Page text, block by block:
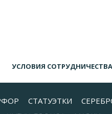
УСЛОВИЯ СОТРУДНИЧЕСТВА
СТАТУЭТКИ